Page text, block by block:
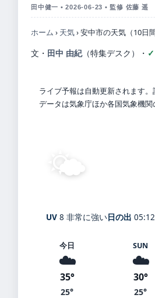
田中健一 • 2026-06-23 • 監修 佐藤 遥
ホーム › 天気›安中市の天気（10日間
文・ 田中 由紀（特集デスク） ・
ライブ予報は自動更新されます
データは気象庁ほか各国気象機
🌤️
UV 8 非常に強い日の出 05:12
今日
☁️
35°
25°
SUN
☁️
30°
25°